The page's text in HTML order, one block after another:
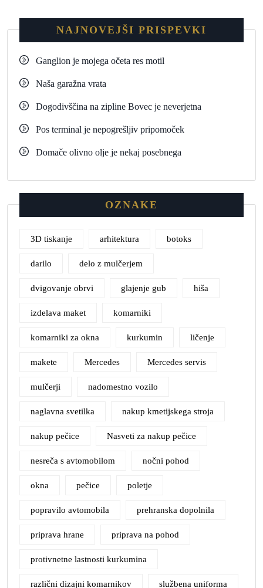
NAJNOVEJŠI PRISPEVKI
Ganglion je mojega očeta res motil
Naša garažna vrata
Dogodivščina na zipline Bovec je neverjetna
Pos terminal je nepogrešljiv pripomoček
Domače olivno olje je nekaj posebnega
OZNAKE
3D tiskanje arhitektura botoks
darilo delo z mulčerjem
dvigovanje obrvi glajenje gub hiša
izdelava maket komarniki
komarniki za okna kurkumin ličenje
makete Mercedes Mercedes servis
mulčerji nadomestno vozilo
naglavna svetilka nakup kmetijskega stroja
nakup pečice Nasveti za nakup pečice
nesreča s avtomobilom nočni pohod
okna pečice poletje
popravilo avtomobila prehranska dopolnila
priprava hrane priprava na pohod
protivnetne lastnosti kurkumina
različni dizajni komarnikov službena uniforma